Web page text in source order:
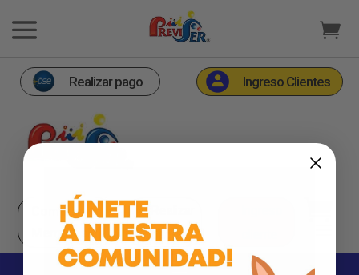
Realizar pago Ingreso Clientes
Comprar
Membresía
pago